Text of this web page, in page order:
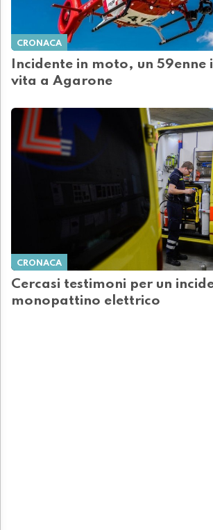
CRONACA
Incidente in moto, un 59enne
vita a Agarone
CRONACA
Cercasi testimoni per un
monopattino elettrico